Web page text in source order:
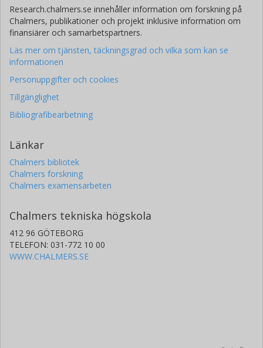
Research.chalmers.se innehåller information om forskning på
Chalmers, publikationer och projekt inklusive information om
finansiärer och samarbetspartners.
Läs mer om tjänsten, täckningsgrad och vilka som kan se
informationen
Personuppgifter och cookies
Tillgänglighet
Bibliografibearbetning
Länkar
Chalmers bibliotek
Chalmers forskning
Chalmers examensarbeten
Chalmers tekniska högskola
412 96 GÖTEBORG
TELEFON: 031-772 10 00
WWW.CHALMERS.SE